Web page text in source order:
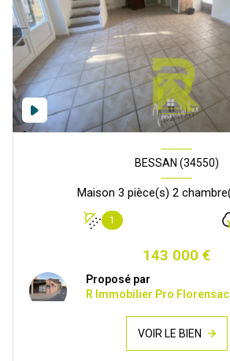
BESSAN (34550)
1
143 000 €
Proposé par
R Immobilier Pro Florensac
VOIR LE BIEN